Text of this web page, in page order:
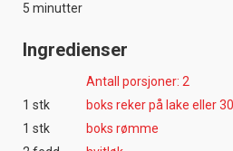
5 minutter
Ingredienser
Antall porsjoner: 2
1 stk
boks reker på lake eller
1 stk
boks rømme